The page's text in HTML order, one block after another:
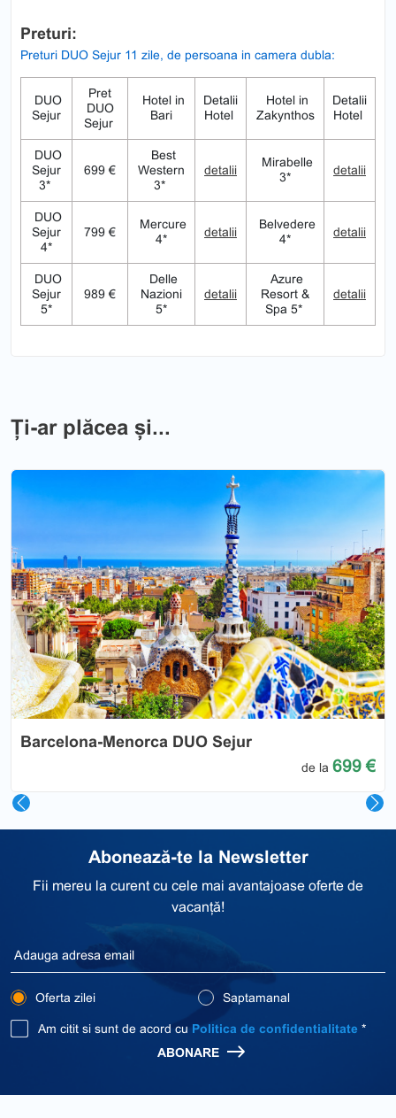
Preturi:
Preturi DUO Sejur 11 zile, de persoana in camera dubla:
DUO
Sejur
Pret
DUO
Sejur
Hotel in
Bari
Detalii
Hotel
Hotel in
Zakynthos
Detalii
Hotel
DUO
Sejur
3*
699 €
Best
Western
3*
detalii
Mirabelle
3*
detalii
DUO
Sejur
4*
799 €
Mercure
4*
detalii
Belvedere
4*
detalii
DUO
Sejur
5*
989 €
Delle
Nazioni
5*
detalii
Azure
Resort &
Spa 5*
detalii
Ți-ar plăcea și...
Barcelona-Menorca DUO Sejur
de la 699 €
Previous
Abonează-te la Newsletter
Fii mereu la curent cu cele mai avantajoase oferte de
vacanță!
Oferta zilei Saptamanal
Am citit si sunt de acord cu Politica de confidentialitate *
ABONARE